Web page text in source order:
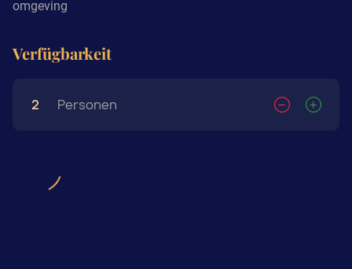
omgeving
Verfügbarkeit
2 Personen